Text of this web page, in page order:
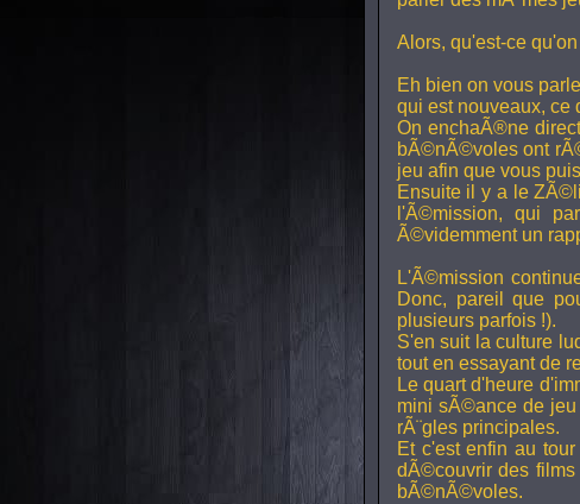
Alors, qu'est-ce
Eh bien on vous
qui est nouveaux, ce
On enchaÃ®ne
bÃ©nÃ©voles ont
jeu afin que vous
Ensuite il y a le
l'Ã©mission, qui
Ã©videmment un
L'Ã©mission
Donc, pareil que
plusieurs parfois !).
S'en suit la culture
tout en essayant de
Le quart d'heure
mini sÃ©ance de
rÃ¨gles principales.
Et c'est enfin au
dÃ©couvrir des
bÃ©nÃ©voles.